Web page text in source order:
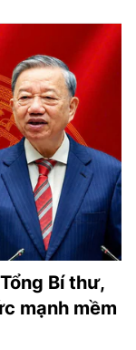
Bí thư,
mạnh mềm